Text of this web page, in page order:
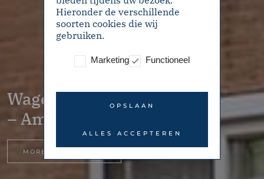
Wagenaarstraat 378
– Amsterdam
MORE INFORMATION
Hieronder de verschillende
soorten cookies die wij
gebruiken.
Marketing Functioneel
OPSLAAN
ALLES ACCEPTEREN